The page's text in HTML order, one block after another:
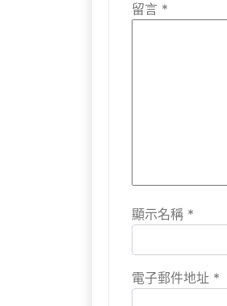
留言 *
顯示名稱 *
電子郵件地址 *